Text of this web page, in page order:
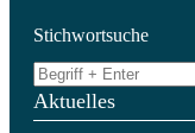
Stichwortsuche
Aktuelles